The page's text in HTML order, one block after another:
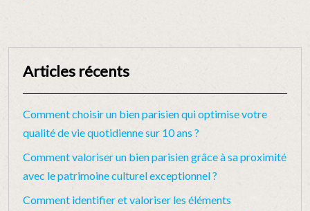
Articles récents
Comment choisir un bien parisien qui optimise votre
qualité de vie quotidienne sur 10 ans ?
Comment valoriser un bien parisien grâce à sa proximité
avec le patrimoine culturel exceptionnel ?
Comment identifier et valoriser les éléments